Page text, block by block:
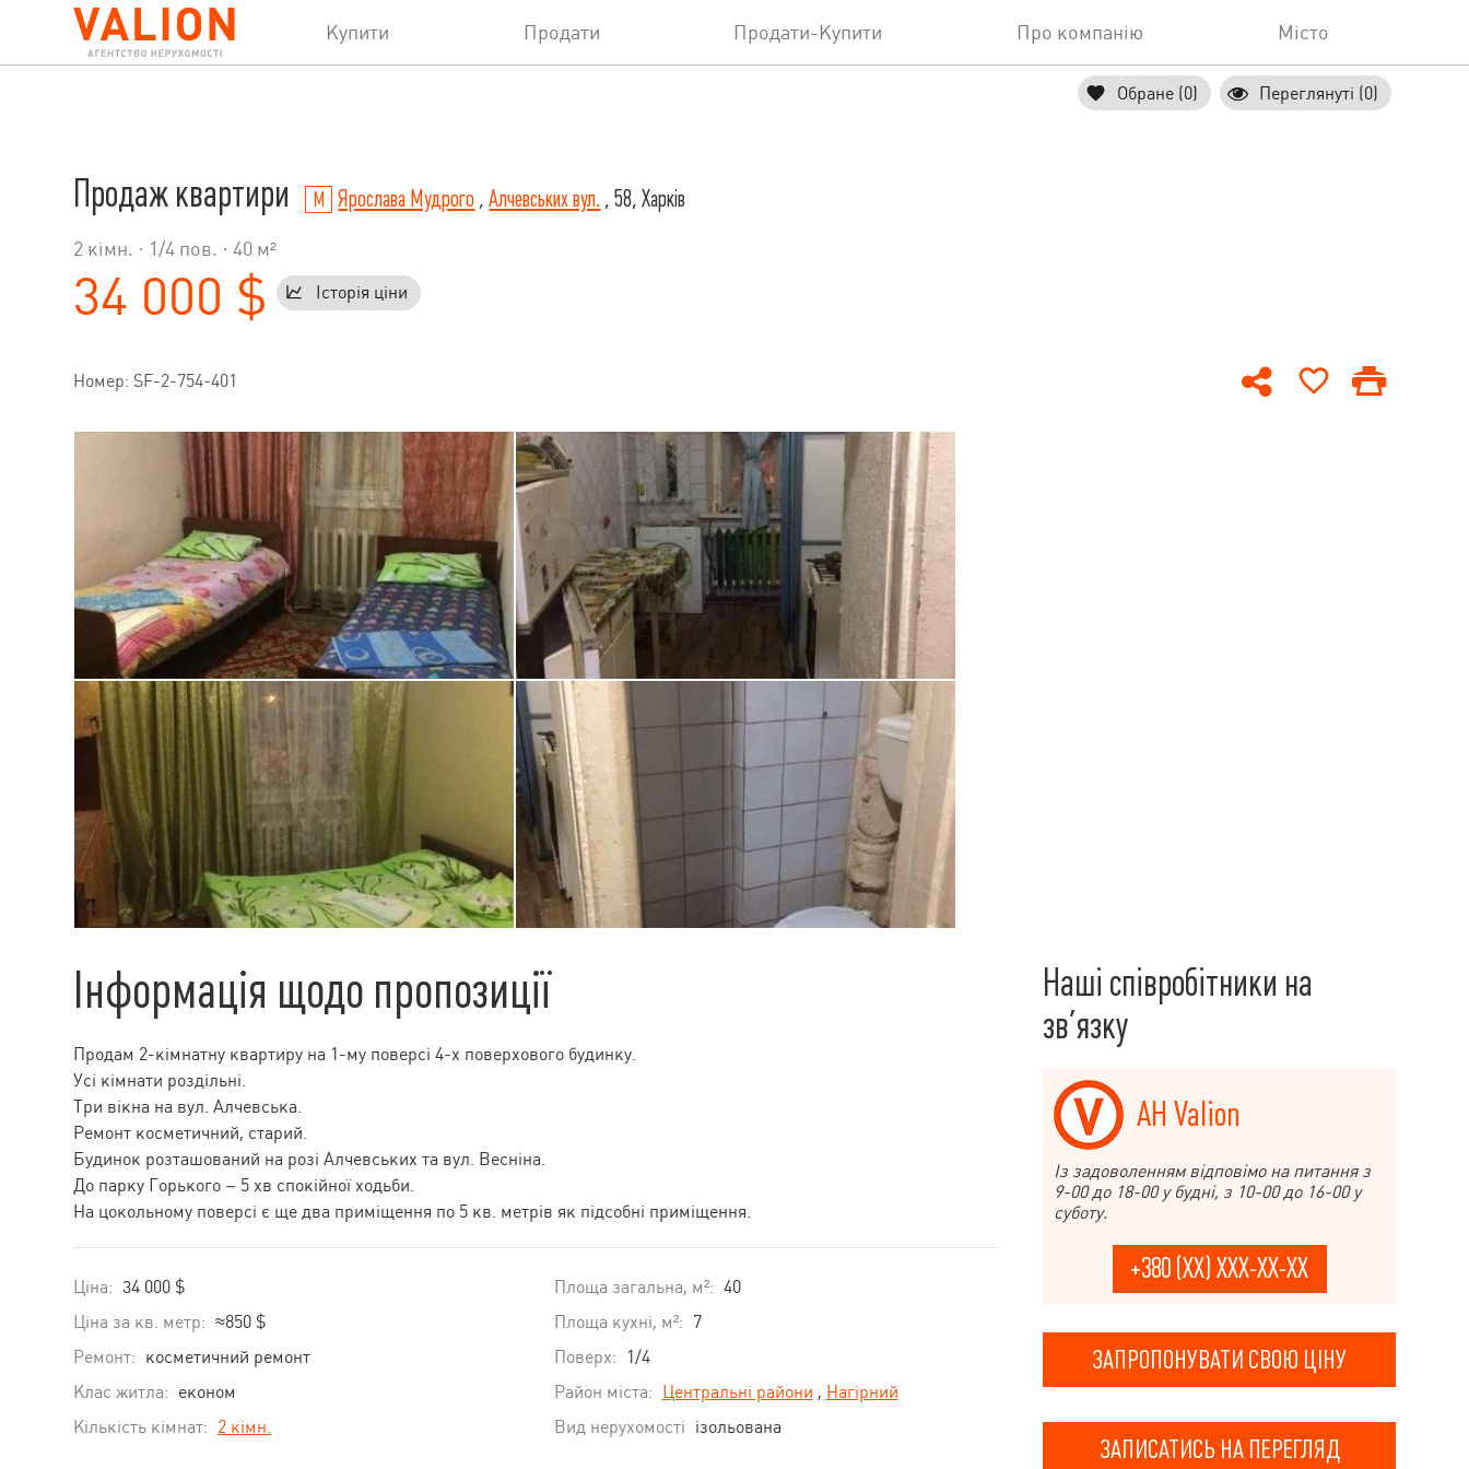
Купити Продати Продати-Купити Про компанію Місто
Обране (0) Переглянуті (0)
Продаж квартири Ярослава Мудрого ,Алчевських вул. , 58, Харків
2 кімн. · 1 /4 пов. · 40 м²
34 000 $ Історія ціни
Номер: SF-2-754-401
Інформація щодо пропозиції
Продам 2-кімнатну квартиру на 1-му поверсі 4-х поверхового будинку.
Усі кімнати роздільні.
Три вікна на вул. Алчевська.
Ремонт косметичний, старий.
Будинок розташований на розі Алчевських та вул. Весніна.
До парку Горького – 5 хв спокійної ходьби.
На цокольному поверсі є ще два приміщення по 5 кв. метрів як підсобні приміщення.
Ціна: 34 000 $
Ціна за кв. метр: ≈850 $
Ремонт: косметичний ремонт
Клас житла: економ
Кількість кімнат: 2 кімн.
Площа загальна, м²: 40
Площа кухні, м²: 7
Поверх:
1/4
Район міста: Центральні райони , Нагірний
Вид нерухомості ізольована
Наші співробітники на
зв’язку
АН Valion
Із задоволенням відповімо на питання з
9-00 до 18-00 у будні, з 10-00 до 16-00 у
суботу.
+380 (XX) XXX-XX-XX
ЗАПРОПОНУВАТИ СВОЮ ЦІНУ
ЗАПИСАТИСЬ НА ПЕРЕГЛЯД